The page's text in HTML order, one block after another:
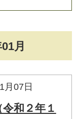
月
月07日
和２年１